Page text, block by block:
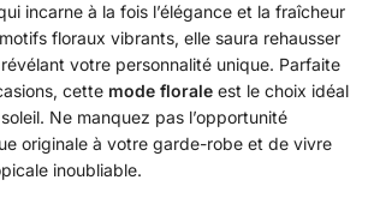
incarne à la fois l’élégance et la fraîcheur
floraux vibrants, elle saura rehausser
votre personnalité unique. Parfaite
cette mode florale est le choix idéal
Ne manquez pas l’opportunité
originale à votre garde-robe et de vivre
inoubliable.